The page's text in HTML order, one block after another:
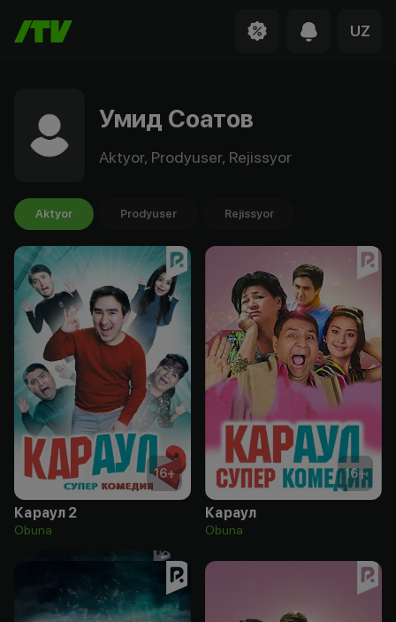
UZ
Умид Соатов
Aktyor, Prodyuser, Rejissyor
Aktyor Prodyuser Rejissyor
16+
Караул 2
Obuna
16+
Караул
Obuna